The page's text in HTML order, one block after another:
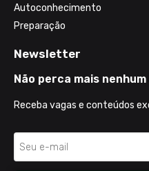
Autoconhecimento
Preparação
Newsletter
Não perca mais
Receba vagas e conteúdos